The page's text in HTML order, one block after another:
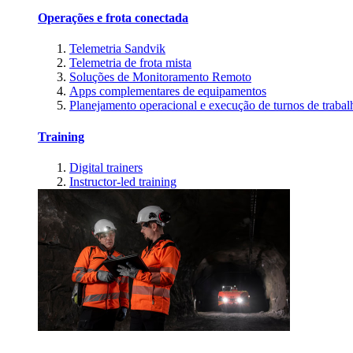
Operações e frota conectada
Telemetria Sandvik
Telemetria de frota mista
Soluções de Monitoramento Remoto
Apps complementares de equipamentos
Planejamento operacional e execução de turnos de
Training
Digital trainers
Instructor-led training